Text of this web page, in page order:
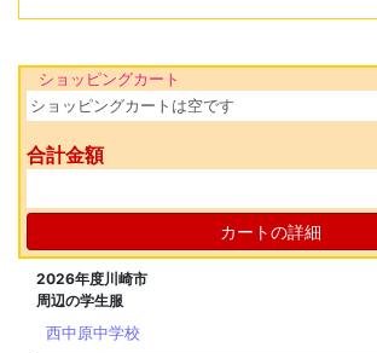
ショッピングカート
ショッピングカートは空です
合計金額
カートの詳細
2026年度川崎市
周辺の学生服
西中原中学校